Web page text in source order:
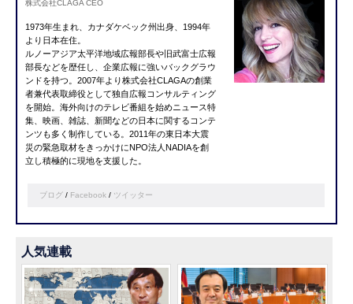
株式会社CLAGA CEO
1973年生まれ、カナダケベック州出身、1994年
より日本在住。
ルノーアジア太平洋地域広報部長や旧武富士広報
部長などを歴任し、企業広報に強いバックグラウ
ンドを持つ。2007年より株式会社CLAGAの創業
者兼代表取締役として独自広報コンサルティング
を開始。海外向けのテレビ番組を始めニュース特
集、映画、雑誌、新聞などの日本に関するコンテ
ンツも多く制作している。2011年の東日本大震
災の緊急取材をきっかけにNPO法人NADIAを創
立し積極的に現地を支援した。
ブログ / Facebook / ツイッター
人気連載